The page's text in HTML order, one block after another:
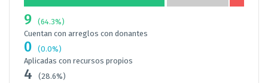
9
(64.3%)
Cuentan con arreglos con donantes
0
(0.0%)
Aplicadas con recursos propios
4
(28.6%)